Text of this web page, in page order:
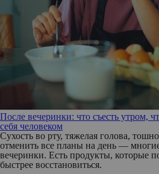
После вечеринки: что съесть утром,
себя человеком
Сухость во рту, тяжелая голова,
отменить все планы на день —
вечеринки. Есть продукты, которые
быстрее восстановиться.